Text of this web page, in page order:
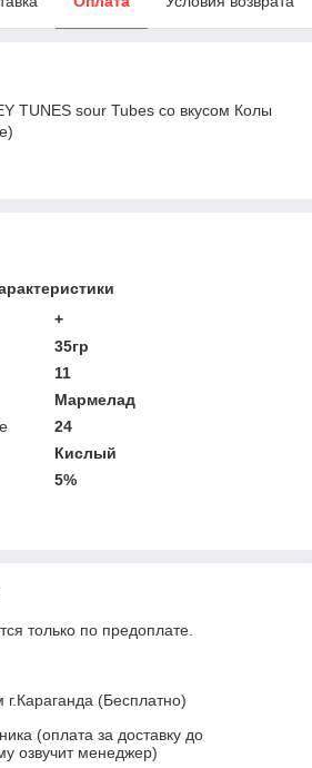
TUNES sour Tubes cо вкусом Колы
+
35гр
11
Мармелад
24
Кислый
5%
только по предоплате.
г.Караганда (Бесплатно)
(оплата за доставку до
озвучит менеджер)